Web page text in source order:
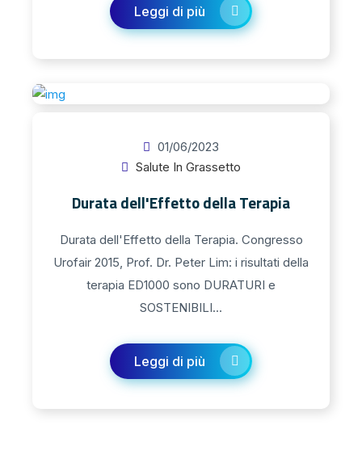
Leggi di più
01/06/2023
Salute In Grassetto
Durata dell'Effetto della Terapia
Durata dell'Effetto della Terapia. Congresso
Urofair 2015, Prof. Dr. Peter Lim: i risultati della
terapia ED1000 sono DURATURI e
SOSTENIBILI...
Leggi di più